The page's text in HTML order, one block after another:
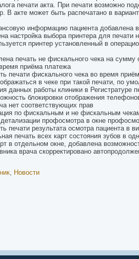
печати акта. При печати возможно
В акте может быть распечатано в
информацию пациента добавлена
настройка выбора принтера для печати
принтер установленный в
печать не фискального чека на
приёма платежа
печати фискального чека во время
в чеке при такой печати, по
данных работы клиники в Регистратуре
блокировки отображения
нет соответствующих прав
по фискальным и не фискальным
профосмотра в окне
печати результата осмотра пациента в
печать всех карт состояния зубов в
в отдельном окне, добавлена
врача скорректировано
, Новости